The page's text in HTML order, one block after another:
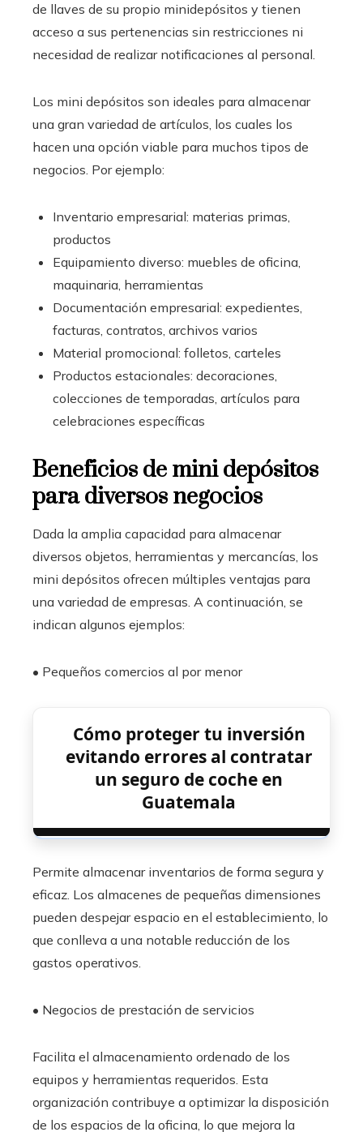
de llaves de su propio minidepósitos y tienen
acceso a sus pertenencias sin restricciones ni
necesidad de realizar notificaciones al personal.
Los mini depósitos son ideales para almacenar
una gran variedad de artículos, los cuales los
hacen una opción viable para muchos tipos de
negocios. Por ejemplo:
Inventario empresarial: materias primas,
productos
Equipamiento diverso: muebles de oficina,
maquinaria, herramientas
Documentación empresarial: expedientes,
facturas, contratos, archivos varios
Material promocional: folletos, carteles
Productos estacionales: decoraciones,
colecciones de temporadas, artículos para
celebraciones específicas
Beneficios de mini depósitos
para diversos negocios
Dada la amplia capacidad para almacenar
diversos objetos, herramientas y mercancías, los
mini depósitos ofrecen múltiples ventajas para
una variedad de empresas. A continuación, se
indican algunos ejemplos:
• Pequeños comercios al por menor
Cómo proteger tu inversión
evitando errores al contratar
un seguro de coche en
Guatemala
Permite almacenar inventarios de forma segura y
eficaz. Los almacenes de pequeñas dimensiones
pueden despejar espacio en el establecimiento, lo
que conlleva a una notable reducción de los
gastos operativos.
• Negocios de prestación de servicios
Facilita el almacenamiento ordenado de los
equipos y herramientas requeridos. Esta
organización contribuye a optimizar la disposición
de los espacios de la oficina, lo que mejora la